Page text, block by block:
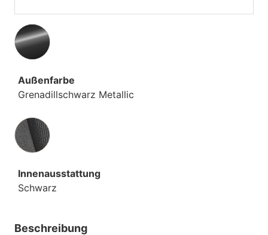
Außenfarbe
Grenadillschwarz Metallic
Innenausstattung
Innenausstattung
Schwarz
Beschreibung